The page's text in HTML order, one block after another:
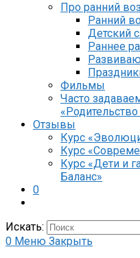
Про ранний
Ранний
Детский
Раннее
Фильмы
Часто
Отзывы
Курс
Курс
Курс «Дети и
Баланс»
0
Искать:
0 Меню Закрыть